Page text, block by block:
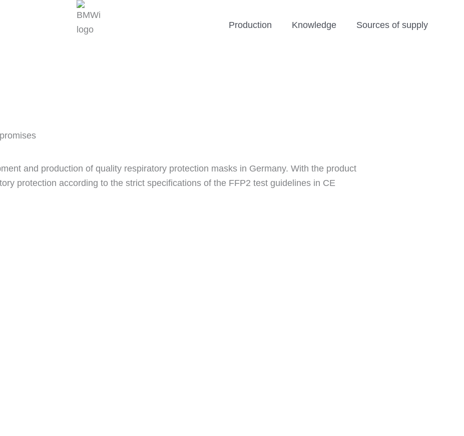
Production Knowledge Sources of supply
and production of quality respiratory protection masks in Germany. With the product
protection according to the strict specifications of the FFP2 test guidelines in CE